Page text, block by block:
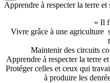
Apprendre à respecter la terre
« Il
Vivre grâce à une agriculture
Maintenir des circuits
Apprendre à respecter la terre
Protéger celles et ceux qui
à produire les